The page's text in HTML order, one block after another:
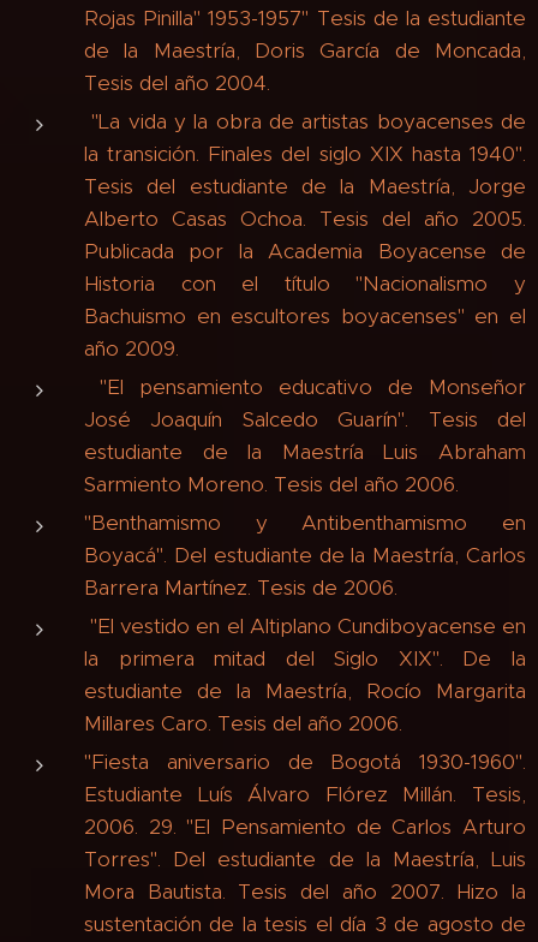
Rojas Pinilla" 1953-1957" Tesis de la estudiante
de la Maestría, Doris García de Moncada,
Tesis del año 2004.
"La vida y la obra de artistas boyacenses de
la transición. Finales del siglo XIX hasta 1940".
Tesis del estudiante de la Maestría, Jorge
Alberto Casas Ochoa. Tesis del año 2005.
Publicada por la Academia Boyacense de
Historia con el título "Nacionalismo y
Bachuismo en escultores boyacenses" en el
año 2009.
"El pensamiento educativo de Monseñor
José Joaquín Salcedo Guarín". Tesis del
estudiante de la Maestría Luis Abraham
Sarmiento Moreno. Tesis del año 2006.
"Benthamismo y Antibenthamismo en
Boyacá". Del estudiante de la Maestría, Carlos
Barrera Martínez. Tesis de 2006.
"El vestido en el Altiplano Cundiboyacense en
la primera mitad del Siglo XIX". De la
estudiante de la Maestría, Rocío Margarita
Millares Caro. Tesis del año 2006.
"Fiesta aniversario de Bogotá 1930-1960".
Estudiante Luís Álvaro Flórez Millán. Tesis,
2006. 29. "El Pensamiento de Carlos Arturo
Torres". Del estudiante de la Maestría, Luis
Mora Bautista. Tesis del año 2007. Hizo la
sustentación de la tesis el día 3 de agosto de